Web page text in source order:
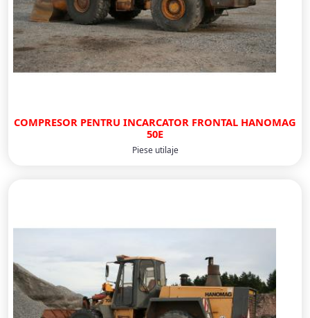
COMPRESOR PENTRU INCARCATOR FRONTAL HANOMAG
50E
Piese utilaje